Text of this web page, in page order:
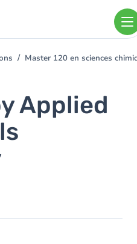
Master 120 en sciences
Applied